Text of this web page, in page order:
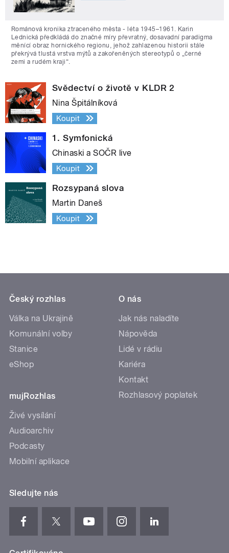
Románová kronika ztraceného města - léta 1945–1961. Karin
Lednická předkládá do značné míry převratný, dosavadní paradigma
měnící obraz hornického regionu, jehož zahlazenou historii stále
překrývá tlustá vrstva mýtů a zakořeněných stereotypů o „černé
zemi a rudém kraji“.
Svědectví o životě v KLDR 2
Nina Špitálníková
Koupit
1. Symfonická
Chinaski a SOČR live
Koupit
Rozsypaná slova
Martin Daneš
Koupit
Český rozhlas
Válka na Ukrajině
Komunální volby
Stanice
eShop
mujRozhlas
Živé vysílání
Audioarchiv
Podcasty
Mobilní aplikace
O nás
Jak nás naladíte
Nápověda
Lidé v rádiu
Kariéra
Kontakt
Rozhlasový poplatek
Sledujte nás